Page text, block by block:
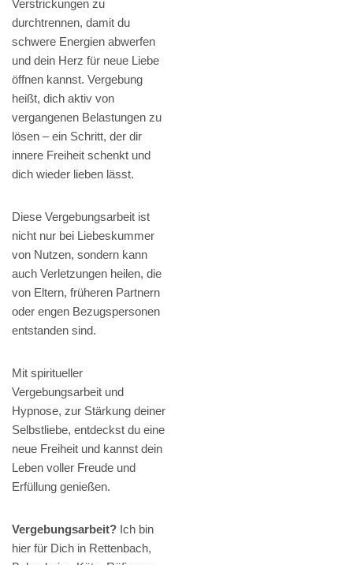
Verstrickungen zu
durchtrennen, damit du
schwere Energien abwerfen
und dein Herz für neue Liebe
öffnen kannst. Vergebung
heißt, dich aktiv von
vergangenen Belastungen zu
lösen – ein Schritt, der dir
innere Freiheit schenkt und
dich wieder lieben lässt.
Diese Vergebungsarbeit ist
nicht nur bei Liebeskummer
von Nutzen, sondern kann
auch Verletzungen heilen, die
von Eltern, früheren Partnern
oder engen Bezugspersonen
entstanden sind.
Mit spiritueller
Vergebungsarbeit und
Hypnose, zur Stärkung deiner
Selbstliebe, entdeckst du eine
neue Freiheit und kannst dein
Leben voller Freude und
Erfüllung genießen.
Vergebungsarbeit? Ich bin
hier für Dich in Rettenbach,